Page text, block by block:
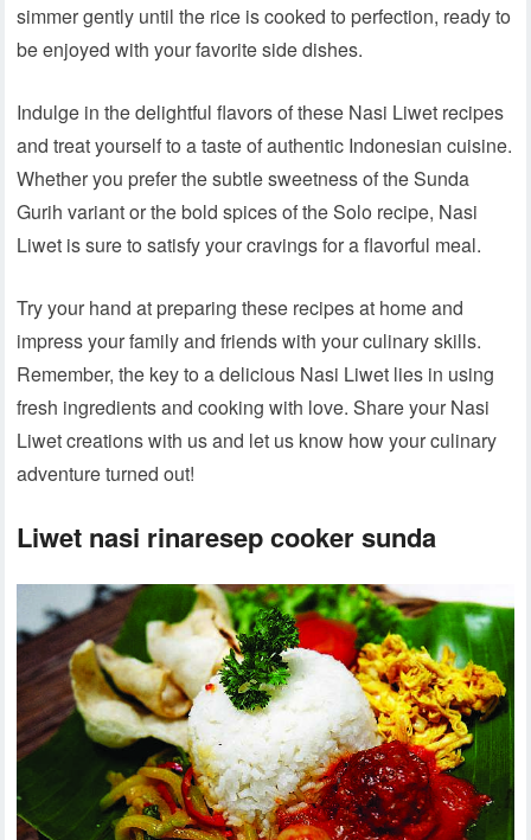
simmer gently until the rice is cooked to perfection, ready to
be enjoyed with your favorite side dishes.
Indulge in the delightful flavors of these Nasi Liwet recipes
and treat yourself to a taste of authentic Indonesian cuisine.
Whether you prefer the subtle sweetness of the Sunda
Gurih variant or the bold spices of the Solo recipe, Nasi
Liwet is sure to satisfy your cravings for a flavorful meal.
Try your hand at preparing these recipes at home and
impress your family and friends with your culinary skills.
Remember, the key to a delicious Nasi Liwet lies in using
fresh ingredients and cooking with love. Share your Nasi
Liwet creations with us and let us know how your culinary
adventure turned out!
Liwet nasi rinaresep cooker sunda